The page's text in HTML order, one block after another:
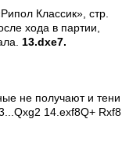
Классик», стр.
хода в партии,
13.dxe7.
не получают и тени
14.exf8Q+ Rxf8